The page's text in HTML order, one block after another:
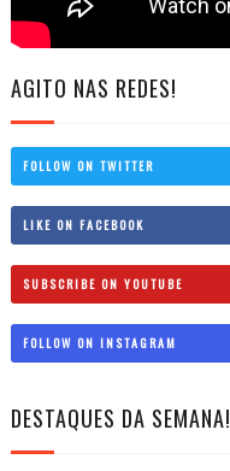
AGITO NAS REDES!
FOLLOW ON TWITTER
LIKE ON FACEBOOK
SUBSCRIBE ON YOUTUBE
FOLLOW ON INSTAGRAM
DESTAQUES DA SEMANA!